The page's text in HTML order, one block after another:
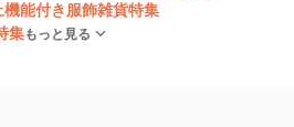
能付き服飾雑貨特集
集もっと見る